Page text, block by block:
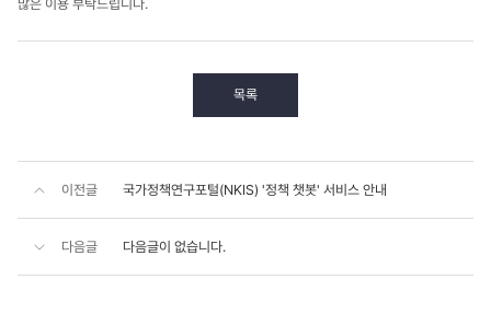
많은 이용 부탁드립니다.
목록
이전글 국가정책연구포털(NKIS) '정책 챗봇' 서비스 안내
다음글 다음글이 없습니다.